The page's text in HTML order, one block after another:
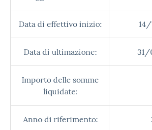
Data di effettivo inizio:
Data di ultimazione: 31/
Importo delle somme
liquidate:
Anno di riferimento: